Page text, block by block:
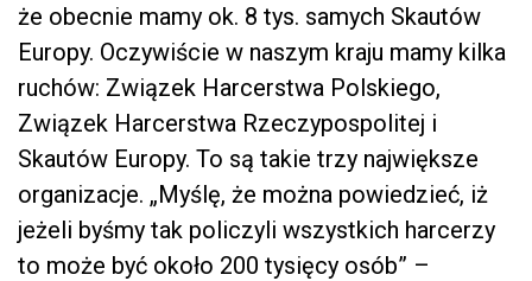
że obecnie mamy ok. 8 tys. samych Skautów
Europy. Oczywiście w naszym kraju mamy kilka
ruchów: Związek Harcerstwa Polskiego,
Związek Harcerstwa Rzeczypospolitej i
Skautów Europy. To są takie trzy największe
organizacje. „Myślę, że można powiedzieć, iż
jeżeli byśmy tak policzyli wszystkich harcerzy
to może być około 200 tysięcy osób” –